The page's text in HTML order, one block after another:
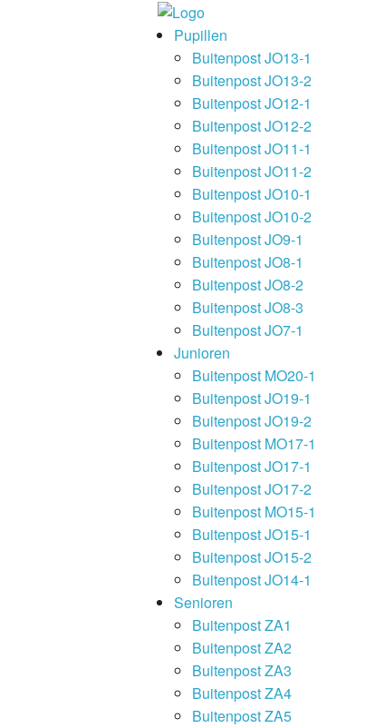
Pupillen
Buitenpost JO13-1
Buitenpost JO13-2
Buitenpost JO12-1
Buitenpost JO12-2
Buitenpost JO11-1
Buitenpost JO11-2
Buitenpost JO10-1
Buitenpost JO10-2
Buitenpost JO9-1
Buitenpost JO8-1
Buitenpost JO8-2
Buitenpost JO8-3
Buitenpost JO7-1
Junioren
Buitenpost MO20-1
Buitenpost JO19-1
Buitenpost JO19-2
Buitenpost MO17-1
Buitenpost JO17-1
Buitenpost JO17-2
Buitenpost MO15-1
Buitenpost JO15-1
Buitenpost JO15-2
Buitenpost JO14-1
Senioren
Buitenpost ZA1
Buitenpost ZA2
Buitenpost ZA3
Buitenpost ZA4
Buitenpost ZA5